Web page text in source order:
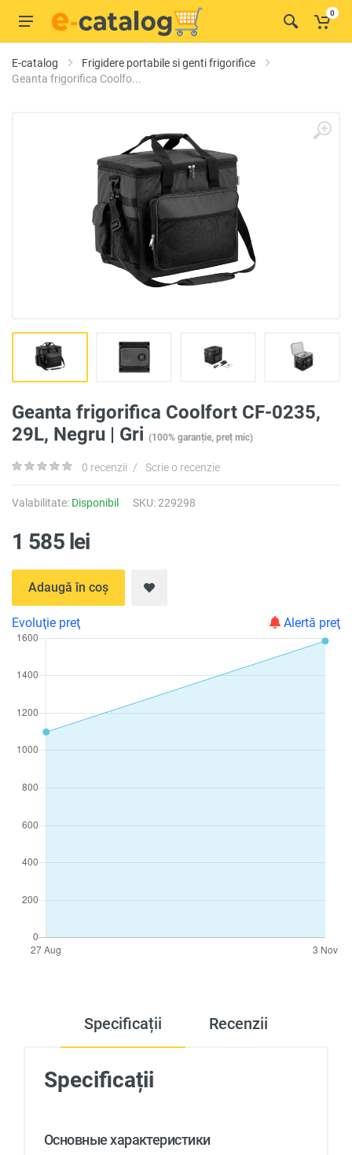
0
E-catalog
Frigidere portabile si genti frigorifice
Geanta frigorifica Coolfo...
Geanta frigorifica Coolfort CF-0235,
29L, Negru | Gri (100% garanție, preț mic)
0 recenzii / Scrie o recenzie
Valabilitate: Disponibil SKU: 229298
1 585 lei
Adaugă în coș
Alertă preţ
Evoluţie preţ
Specificații Recenzii
Specificații
Основные характеристики